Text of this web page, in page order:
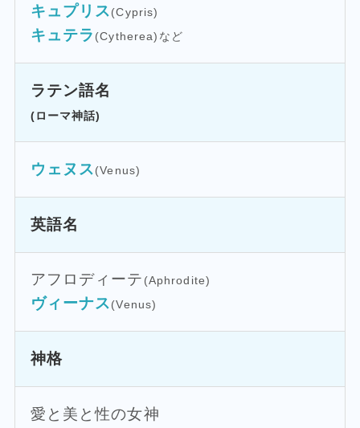
キュプリス(Cypris)
キュテラ (Cytherea)など
ラテン語名
(ローマ神話)
ウェヌス(Venus)
英語名
アフロディーテ (Aphrodite)
ヴィーナス(Venus)
神格
愛と美と性の女神